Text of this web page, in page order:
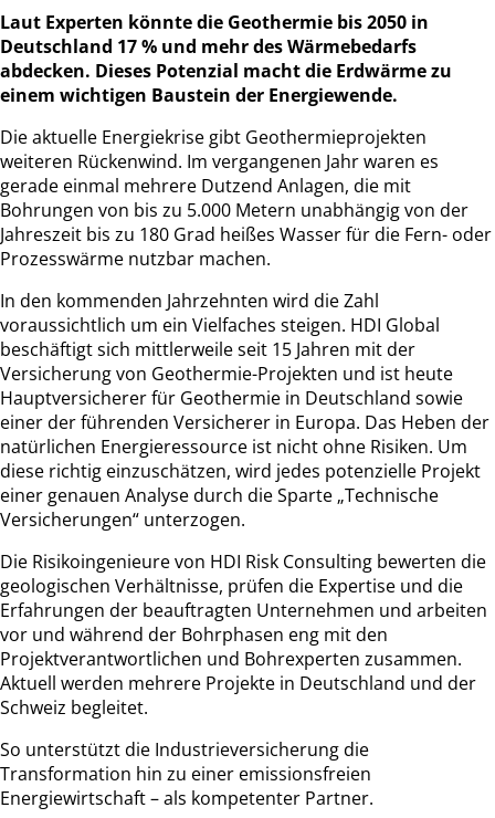
Laut Experten könnte die Geothermie bis 2050 in
Deutschland 17 % und mehr des Wärmebedarfs
abdecken. Dieses Potenzial macht die Erdwärme zu
einem wichtigen Baustein der Energiewende.
Die aktuelle Energiekrise gibt Geothermieprojekten
weiteren Rückenwind. Im vergangenen Jahr waren es
gerade einmal mehrere Dutzend Anlagen, die mit
Bohrungen von bis zu 5.000 Metern unabhängig von der
Jahreszeit bis zu 180 Grad heißes Wasser für die Fern- oder
Prozesswärme nutzbar machen.
In den kommenden Jahrzehnten wird die Zahl
voraussichtlich um ein Vielfaches steigen. HDI Global
beschäftigt sich mittlerweile seit 15 Jahren mit der
Versicherung von Geothermie-Projekten und ist heute
Hauptversicherer für Geothermie in Deutschland sowie
einer der führenden Versicherer in Europa. Das Heben der
natürlichen Energieressource ist nicht ohne Risiken. Um
diese richtig einzuschätzen, wird jedes potenzielle Projekt
einer genauen Analyse durch die Sparte „Technische
Versicherungen“ unterzogen.
Die Risikoingenieure von HDI Risk Consulting bewerten die
geologischen Verhältnisse, prüfen die Expertise und die
Erfahrungen der beauftragten Unternehmen und arbeiten
vor und während der Bohrphasen eng mit den
Projektverantwortlichen und Bohrexperten zusammen.
Aktuell werden mehrere Projekte in Deutschland und der
Schweiz begleitet.
So unterstützt die Industrieversicherung die
Transformation hin zu einer emissionsfreien
Energiewirtschaft – als kompetenter Partner.